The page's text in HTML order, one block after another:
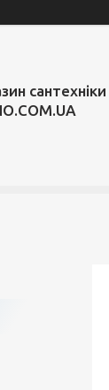
сантехніки